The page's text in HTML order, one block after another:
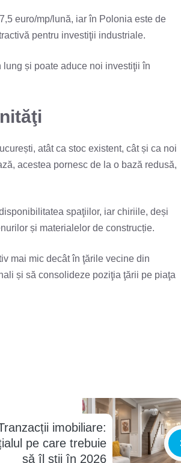
euro/mp/lună, iar în Polonia este de
pentru investiţii industriale.
și poate aduce noi investiţii în
atât ca stoc existent, cât și ca noi
acestea pornesc de la o bază redusă,
spaţiilor, iar chiriile, deși
și materialelor de construcție.
mai mic decât în ţările vecine din
și să consolideze poziţia ţării pe piaţa
imobiliare:
pe care trebuie
să îl știi în 2026